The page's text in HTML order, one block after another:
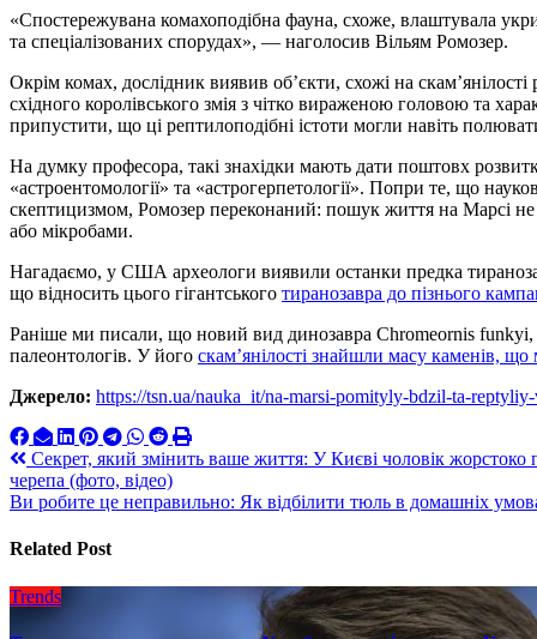
«Спостережувана комахоподібна фауна, схоже, влаштувала
та спеціалізованих спорудах», — наголосив Вільям Ромозер.
Окрім комах, дослідник виявив об’єкти, схожі на
східного королівського змія з чітко вираженою головою та
припустити, що ці рептилоподібні істоти могли навіть
На думку професора, такі знахідки мають дати поштовх
«астроентомології» та «астрогерпетології». Попри те, що
скептицизмом, Ромозер переконаний: пошук життя на Марсі
або мікробами.
Нагадаємо, у США археологи виявили останки предка
що відносить цього гігантського тиранозавра до пізнього
Раніше ми писали, що новий вид динозавра Chromeornis funkyi,
палеонтологів. У його скам’янілості знайшли масу каменів,
Джерело: https://tsn.ua/nauka_it/na-marsi-pomityly-bdzil-ta-
Навигация
по
Секрет, який змінить ваше життя: У Києві чоловік жорстоко
черепа (фото, відео)
Ви робите це неправильно: Як відбілити тюль в домашніх
Related Post
Trends